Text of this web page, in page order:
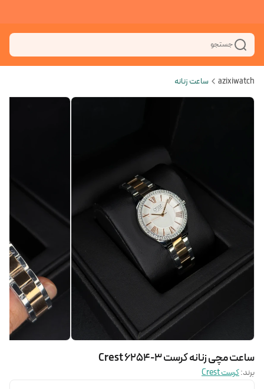
جستجو
azixiwatch ساعت زنانه
ساعت مچی زنانه کرست Crest 6254-3
برند:کرست Crest